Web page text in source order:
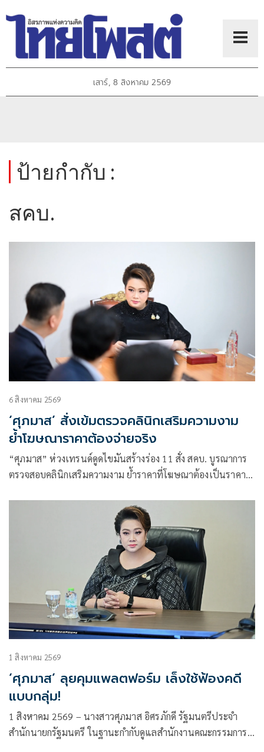
เสาร์, 8 สิงหาคม 2569
ป้ายกำกับ :
สคบ.
6 สิงหาคม 2569
‘ศุภมาส’ สั่งเข้มตรวจคลินิกเสริมความงาม
ย้ำโฆษณาราคาต้องจ่ายจริง
“ศุภมาส” ห่วงเทรนด์ดูดไขมันสร้างร่อง 11 สั่ง สคบ. บูรณาการ
ตรวจสอบคลินิกเสริมความงาม ย้ำราคาที่โฆษณาต้องเป็นราคาที่
1 สิงหาคม 2569
‘ศุภมาส’ ลุยคุมแพลตฟอร์ม เล็งใช้ฟ้องคดี
แบบกลุ่ม!
1 สิงหาคม 2569 – นางสาวศุภมาส อิศรภักดี รัฐมนตรีประจำ
สำนักนายกรัฐมนตรี ในฐานะกำกับดูแลสำนักงานคณะกรรมการ